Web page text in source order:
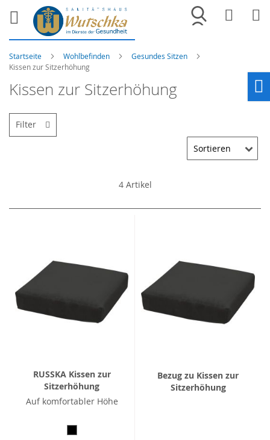
Merkliste
Startseite Wohlbefinden
Gesundes Sitzen
Kissen zur Sitzerhöhung
Kissen zur Sitzerhöhung
4Artikel
RUSSKA Kissen zur
Sitzerhöhung
Auf komfortabler Höhe
Bezug zu Kissen zur
Sitzerhöhung
Filter